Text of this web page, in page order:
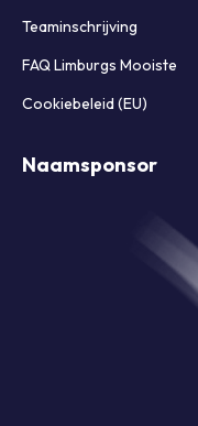
Teaminschrijving
FAQ Limburgs Mooiste
Cookiebeleid (EU)
Naamsponsor